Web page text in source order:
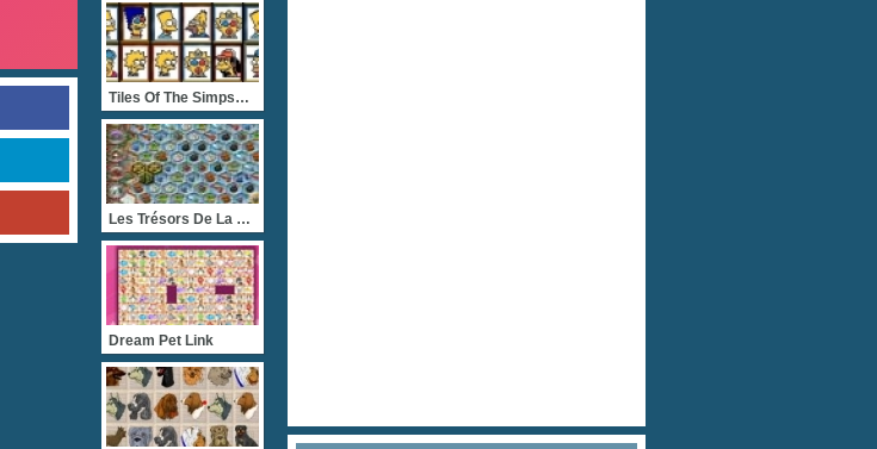
Tiles Of The Simpsons
Les Trésors De La Mer My
Dream Pet Link